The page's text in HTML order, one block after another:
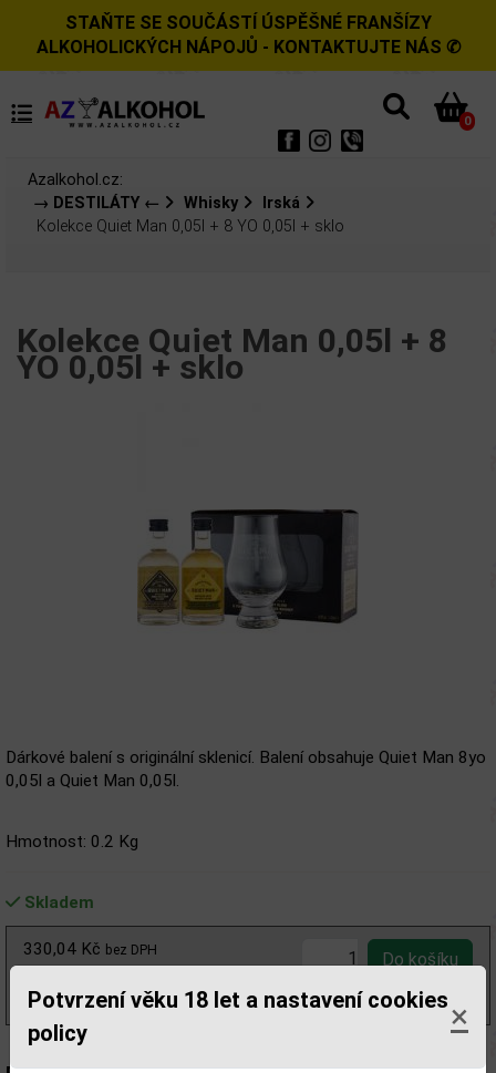
Potvrzení věku 18 let a nastavení cookies
policy
×
STAŇTE SE SOUČÁSTÍ ÚSPĚŠNÉ FRANŠÍZY
ALKOHOLICKÝCH NÁPOJŮ - KONTAKTUJTE NÁS ✆
0
Azalkohol.cz:
→ DESTILÁTY ←
Whisky
Irská
Kolekce Quiet Man 0,05l + 8 YO 0,05l + sklo
Kolekce Quiet Man 0,05l + 8
YO 0,05l + sklo
Dárkové balení s originální sklenicí. Balení obsahuje Quiet Man 8yo
0,05l a Quiet Man 0,05l.
Hmotnost: 0.2 Kg
Skladem
330,04 Kč bez DPH
399,00 Kč
(3 990,00 Kč/l)